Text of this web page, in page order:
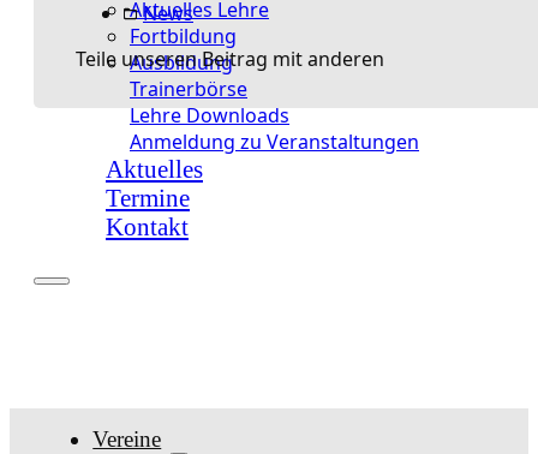
Aktuelles Lehre
Fortbildung
Ausbildung
Trainerbörse
Lehre Downloads
Anmeldung zu Veranstaltungen
Aktuelles
Termine
Kontakt
Vereine
News
Teile unseren Beitrag mit anderen